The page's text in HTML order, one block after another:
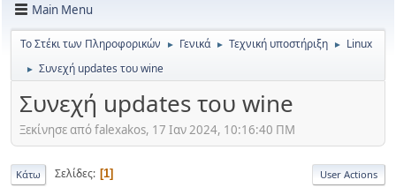
Main Menu
Το Στέκι των Πληροφορικών ► Γενικά ► Τεχνική υποστήριξη ► Linux
► Συνεχή updates του wine
Συνεχή updates του wine
Ξεκίνησε από falexakos, 17 Ιαν 2024, 10:16:40 ΠΜ
Κάτω Σελίδες 1 User Actions